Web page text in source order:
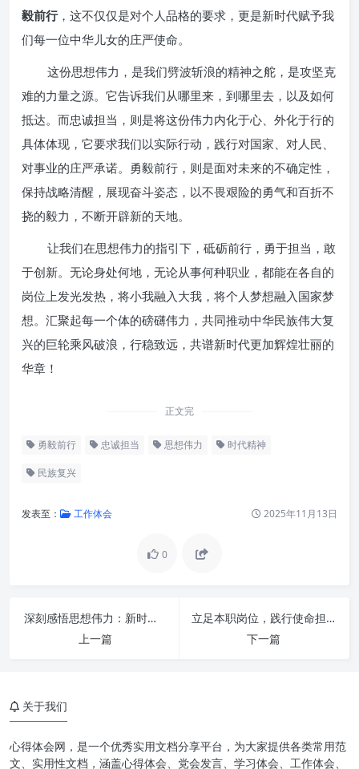
毅前行，这不仅仅是对个人品格的要求，更是新时代赋予我
们每一位中华儿女的庄严使命。
这份思想伟力，是我们劈波斩浪的精神之舵，是攻坚克
难的力量之源。它告诉我们从哪里来，到哪里去，以及如何
抵达。而忠诚担当，则是将这份伟力内化于心、外化于行的
具体体现，它要求我们以实际行动，践行对国家、对人民、
对事业的庄严承诺。勇毅前行，则是面对未来的不确定性，
保持战略清醒，展现奋斗姿态，以不畏艰险的勇气和百折不
挠的毅力，不断开辟新的天地。
让我们在思想伟力的指引下，砥砺前行，勇于担当，敢
于创新。无论身处何地，无论从事何种职业，都能在各自的
岗位上发光发热，将小我融入大我，将个人梦想融入国家梦
想。汇聚起每一个体的磅礴伟力，共同推动中华民族伟大复
兴的巨轮乘风破浪，行稳致远，共谱新时代更加辉煌壮丽的
华章！
正文完
勇毅前行 忠诚担当 思想伟力 时代精神
民族复兴
发表至： 工作体会 2025年11月13日
0
深刻感悟思想伟力：新时代忠诚担当勇毅前行的精神坐标与行动指南
上一篇
立足本职岗位，践行使命担当：从日常到卓越的职业升华
下一篇
深刻感悟：思想伟力的源泉与内
使命
关于我们
心得体会网，是一个优秀实用文档分享平台，为大家提供各类常用范
文、实用性文档，涵盖心得体会、党会发言、学习体会、工作体会、